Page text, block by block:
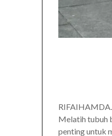
Melatih tubuh
penting untuk